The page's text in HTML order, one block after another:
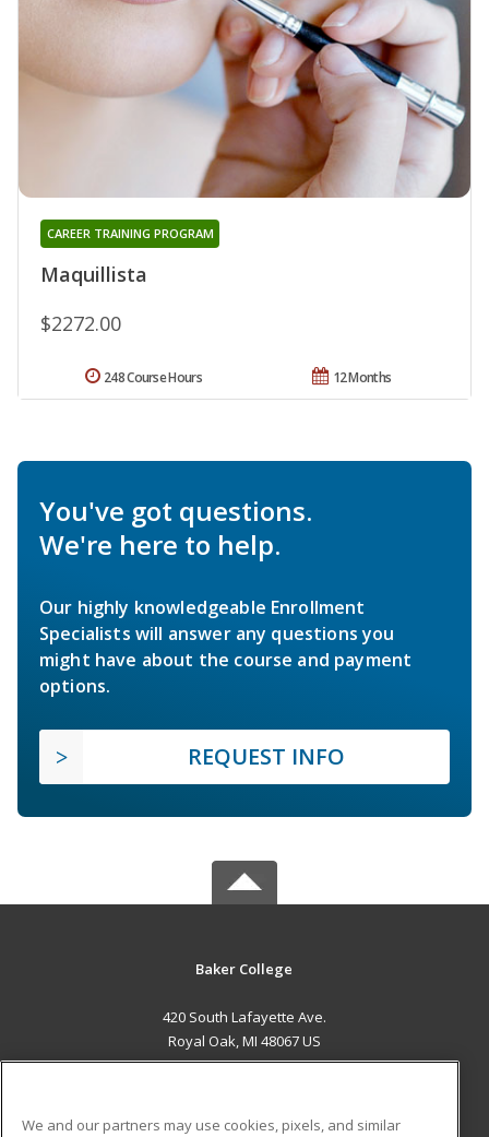
Maquillista
CAREER TRAINING PROGRAM
$2272.00
12 Months
248 Course Hours
You've got questions.
We're here to help.
Our highly knowledgeable Enrollment
Specialists will answer any questions you
might have about the course and payment
options.
REQUEST INFO
Baker College
420 South Lafayette Ave.
Royal Oak, MI 48067 US
We and our partners may use cookies, pixels, and similar